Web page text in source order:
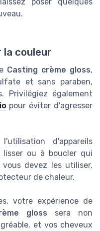
couleur
Casting crème gloss,
et sans paraben,
Privilégiez également
pour éviter d'agresser
d'appareils
ou à boucler qui
devez les utiliser,
de chaleur.
votre expérience de
gloss sera non
et vos cheveux